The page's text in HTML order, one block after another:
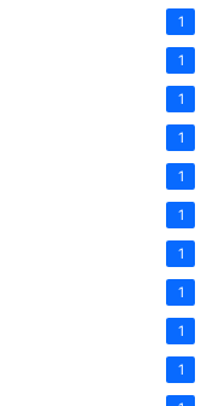
1
1
1
1
1
1
1
1
1
1